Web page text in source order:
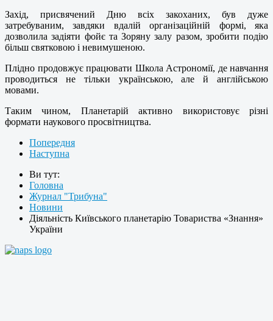
Захід, присвячений Дню всіх закоханих, був дуже
затребуваним, завдяки вдалій організаційній формі, яка
дозволила задіяти фойє та Зоряну залу разом, зробити подію
більш святковою і невимушеною.
Плідно продовжує працювати Школа Астрономії, де навчання
проводиться не тільки українською, але й англійською
мовами.
Таким чином, Планетарій активно використовує різні
формати наукового просвітництва.
Попередня
Наступна
Ви тут:
Головна
Журнал "Трибуна"
Новини
Діяльність Київського планетарію Товариства «Знання»
України